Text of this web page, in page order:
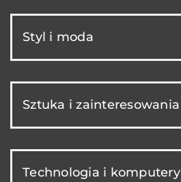
Styl i moda
Sztuka i zainteresowania
Technologia i komputery